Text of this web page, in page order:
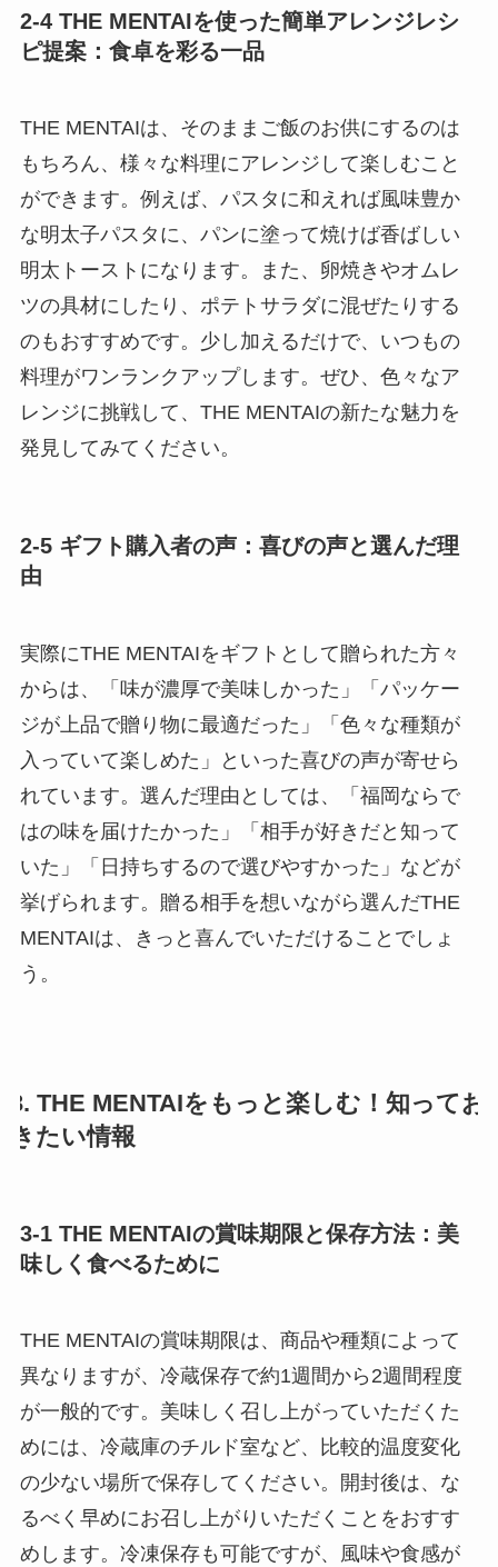
2-4 THE MENTAIを使った簡単アレンジレシ
ピ提案：食卓を彩る一品
THE MENTAIは、そのままご飯のお供にするのは
もちろん、様々な料理にアレンジして楽しむこと
ができます。例えば、パスタに和えれば風味豊か
な明太子パスタに、パンに塗って焼けば香ばしい
明太トーストになります。また、卵焼きやオムレ
ツの具材にしたり、ポテトサラダに混ぜたりする
のもおすすめです。少し加えるだけで、いつもの
料理がワンランクアップします。ぜひ、色々なア
レンジに挑戦して、THE MENTAIの新たな魅力を
発見してみてください。
2-5 ギフト購入者の声：喜びの声と選んだ理
由
実際にTHE MENTAIをギフトとして贈られた方々
からは、「味が濃厚で美味しかった」「パッケー
ジが上品で贈り物に最適だった」「色々な種類が
入っていて楽しめた」といった喜びの声が寄せら
れています。選んだ理由としては、「福岡ならで
はの味を届けたかった」「相手が好きだと知って
いた」「日持ちするので選びやすかった」などが
挙げられます。贈る相手を想いながら選んだTHE
MENTAIは、きっと喜んでいただけることでしょ
う。
3. THE MENTAIをもっと楽しむ！知ってお
きたい情報
3-1 THE MENTAIの賞味期限と保存方法：美
味しく食べるために
THE MENTAIの賞味期限は、商品や種類によって
異なりますが、冷蔵保存で約1週間から2週間程度
が一般的です。美味しく召し上がっていただくた
めには、冷蔵庫のチルド室など、比較的温度変化
の少ない場所で保存してください。開封後は、な
るべく早めにお召し上がりいただくことをおすす
めします。冷凍保存も可能ですが、風味や食感が